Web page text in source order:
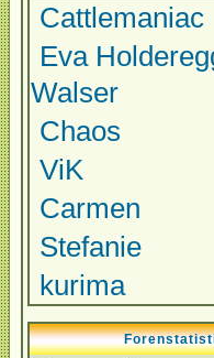
Cattlemaniac
Eva
Walser
Chaos
ViK
Carmen
Stefanie
kurima